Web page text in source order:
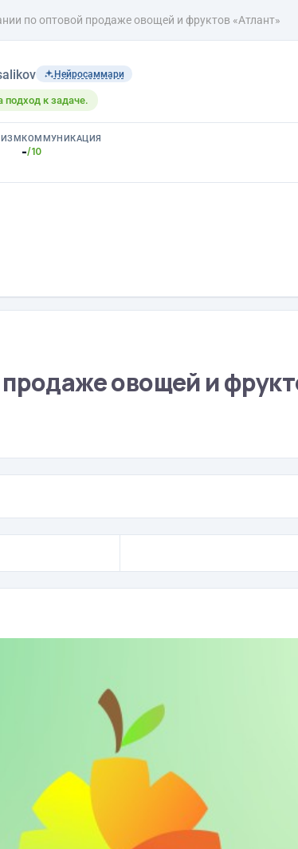
по оптовой продаже овощей и фруктов «Атлант»
Нейросаммари
подход к задаче.
КОММУНИКАЦИЯ
-/10
овощей и